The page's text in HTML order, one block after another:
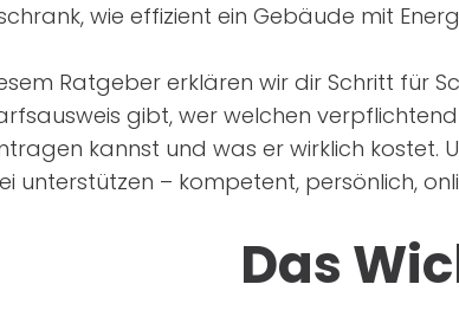
wie effizient ein Gebäude mit
Ratgeber erklären wir dir Schritt für
gibt, wer welchen
kannst und was er wirklich kostet.
unterstützen – kompetent, persönlich,
Das